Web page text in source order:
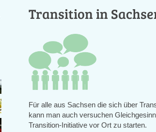
Transition in
Für alle aus Sachsen die sich über
kann man auch versuchen
Transition-Initiative vor Ort zu starten.